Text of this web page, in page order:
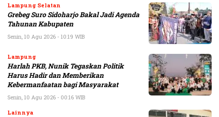
Lampung Selatan
Grebeg Suro Sidoharjo Bakal Jadi Agenda
Tahunan Kabupaten
Senin, 10 Agu 2026 - 10:19 WIB
Lampung
Harlah PKB, Nunik Tegaskan Politik
Harus Hadir dan Memberikan
Kebermanfaatan bagi Masyarakat
Senin, 10 Agu 2026 - 00:16 WIB
Lainnya